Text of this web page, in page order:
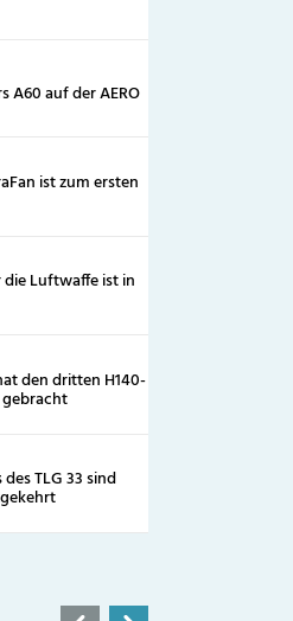
A60 auf der AERO
ist zum ersten
die Luftwaffe ist in
den dritten H140-
TLG 33 sind